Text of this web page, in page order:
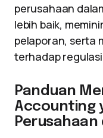
perusahaan
lebih baik,
pelaporan, serta
terhadap
Panduan
Accounting
Perusahaan